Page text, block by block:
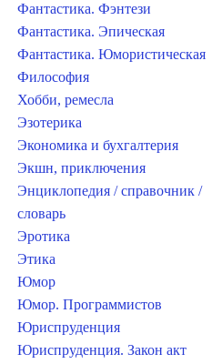
Фантастика. Фэнтези
Фантастика. Эпическая
Фантастика. Юмористическая
Философия
Хобби, ремесла
Эзотерика
Экономика и бухгалтерия
Экшн, приключения
Энциклопедия / справочник /
словарь
Эротика
Этика
Юмор
Юмор. Программистов
Юриспруденция
Юриспруденция. Закон акт